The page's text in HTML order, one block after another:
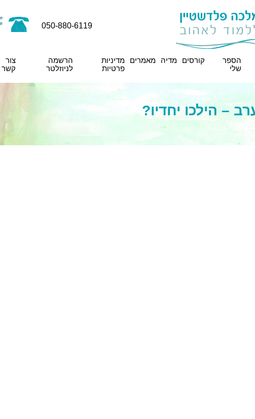
050-880-6119
הספר
שלי
קורסים מדיה מאמרים
מדיניות
פרטיות
הרשמה
לניוזלטר
צור
קשר
– הילכו יחדיו?